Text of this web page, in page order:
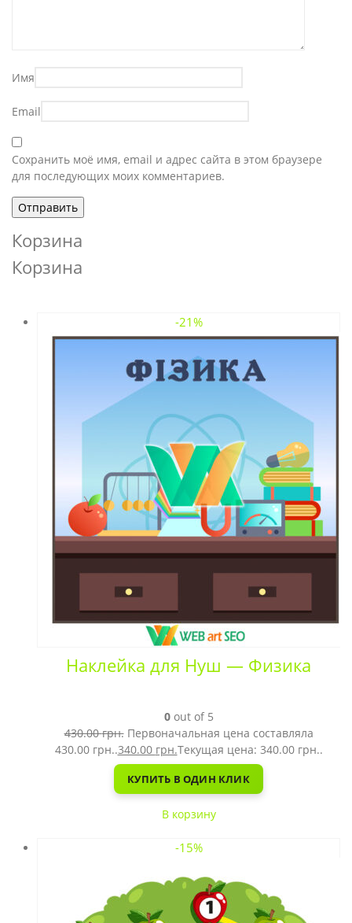
Имя
Email
Сохранить моё имя, email и адрес сайта в этом браузере
для последующих моих комментариев.
Корзина
Корзина
-21%
Наклейка для Нуш — Физика
0out of 5
430.00грн. Первоначальная цена составляла
430.00 грн..340.00 грн.Текущая цена: 340.00 грн..
КУПИТЬ В ОДИН КЛИК
В корзину
-15%